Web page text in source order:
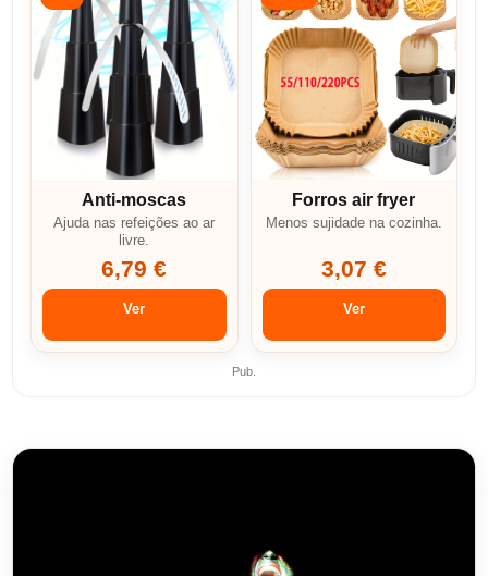
Anti-moscas
Ajuda nas refeições ao ar
livre.
6,79 €
Ver
Forros air fryer
Menos sujidade na cozinha.
3,07 €
Ver
Pub.